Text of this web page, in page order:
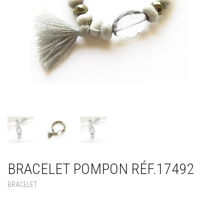
BRACELET POMPON RÉF.17492
BRACELET